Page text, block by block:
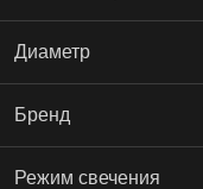
Диаметр
Бренд
Режим свечения